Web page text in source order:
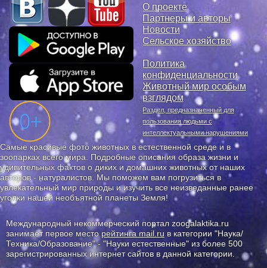
О проекте
Партнеры и авторы
Новости
Сельское хозяйство
Политика
конфиденциальности
Животный мир особым
взглядом
Раздел, предназначенный для
пользования людьми с
интеллектуальными нарушениями
Самые красивые фото животных в естественной среде и в
зоопарках всего мира. Подробные описания образа жизни и
удивительных фактов о диких и домашних животных от наших
авторов - натуралистов. Мы поможем вам погрузиться в
увлекательный мир природы и изучить все неизведанные ранее
уголки нашей необъятной планеты Земля!
Международный некоммерческий портал zoogalaktika.ru
занимает первое месторейтинга mail.ru в категории "Наука/
Техника/Образование" - "Науки естественные" из более 500
зарегистрированных интернет сайтов в данной категории.